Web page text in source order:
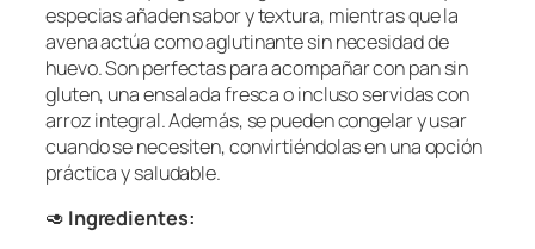
especias añaden sabor y textura, mientras que la
avena actúa como aglutinante sin necesidad de
huevo. Son perfectas para acompañar con pan sin
gluten, una ensalada fresca o incluso servidas con
arroz integral. Además, se pueden congelar y usar
cuando se necesiten, convirtiéndolas en una opción
práctica y saludable.
🥑 Ingredientes: